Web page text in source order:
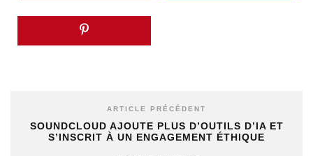
ARTICLE PRÉCÉDENT
SOUNDCLOUD AJOUTE PLUS D’OUTILS D’IA ET
S’INSCRIT À UN ENGAGEMENT ÉTHIQUE